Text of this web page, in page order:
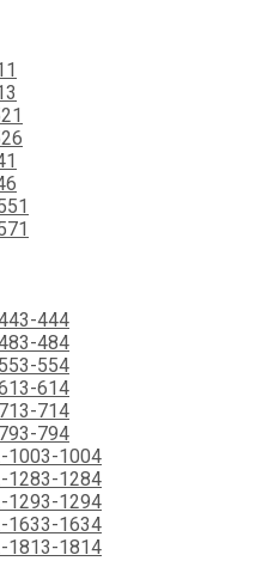
444
484
554
614
714
794
1003-1004
1283-1284
1293-1294
1633-1634
1813-1814